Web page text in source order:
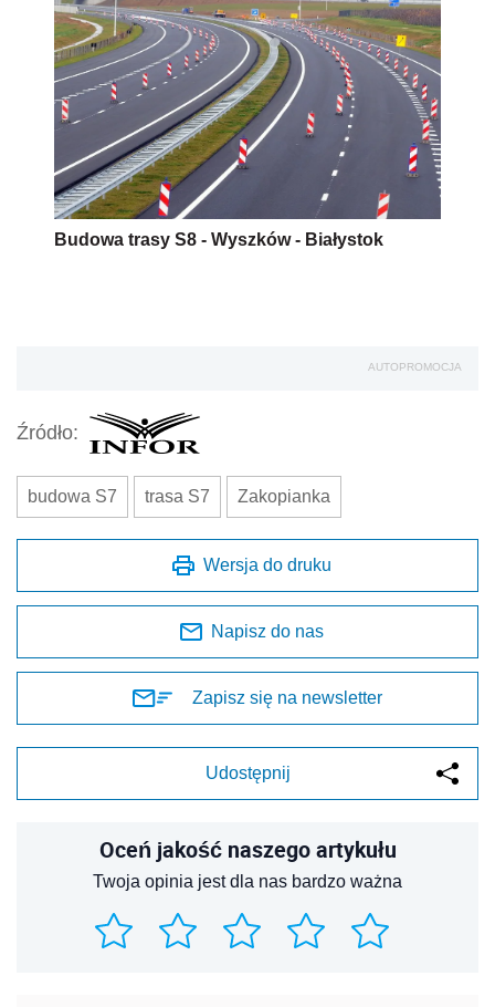
Budowa trasy S8 - Wyszków - Białystok
AUTOPROMOCJA
Źródło:
budowa S7 trasa S7 Zakopianka
Wersja do druku
Napisz do nas
Zapisz się na newsletter
Udostępnij
Oceń jakość naszego artykułu
Twoja opinia jest dla nas bardzo ważna